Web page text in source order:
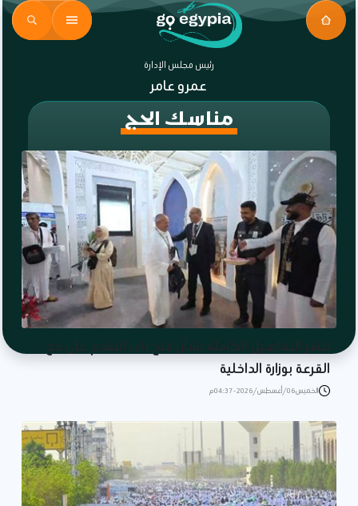
رئيس مجلس الإدارة
عمرو عامر
مناسك الحج
ننشر التفاصيل الكاملة بشأن فتح باب التقدم على حج
القرعة بوزارة الداخلية
الخميس 06/أغسطس/2026 - 04:37 م